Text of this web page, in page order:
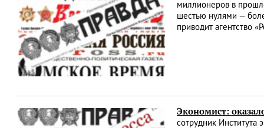
миллионеров в
шестью нулями —
приводит агентство
Экономист:
сотрудник